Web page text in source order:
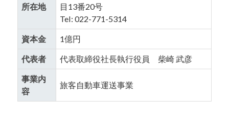
所在地
目13番20号
Tel: 022-771-5314
資本金 1億円
代表者 代表取締役社長執行役員 柴崎 武彦
事業内
容
旅客自動車運送事業